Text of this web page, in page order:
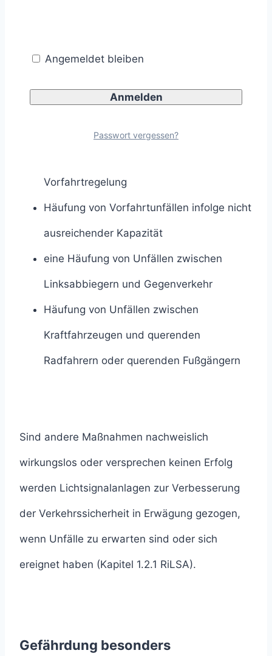
Häufung von Vorfahrtunfällen infolge
Knotenpunkt
Häufung von Vorfahrtunfällen infolge
Vorfahrtregelung
Häufung von Vorfahrtunfällen infolge nicht
ausreichender Kapazität
eine Häufung von Unfällen zwischen
Linksabbiegern und Gegenverkehr
Häufung von Unfällen zwischen
Kraftfahrzeugen und querenden
Radfahrern oder querenden Fußgängern
Sind andere Maßnahmen nachweislich
wirkungslos oder versprechen keinen Erfolg
werden Lichtsignalanlagen zur Verbesserung
der Verkehrssicherheit in Erwägung gezogen,
wenn Unfälle zu erwarten sind oder sich
ereignet haben (Kapitel 1.2.1 RiLSA).
Gefährdung besonders
Angemeldet bleiben
Passwort vergessen?